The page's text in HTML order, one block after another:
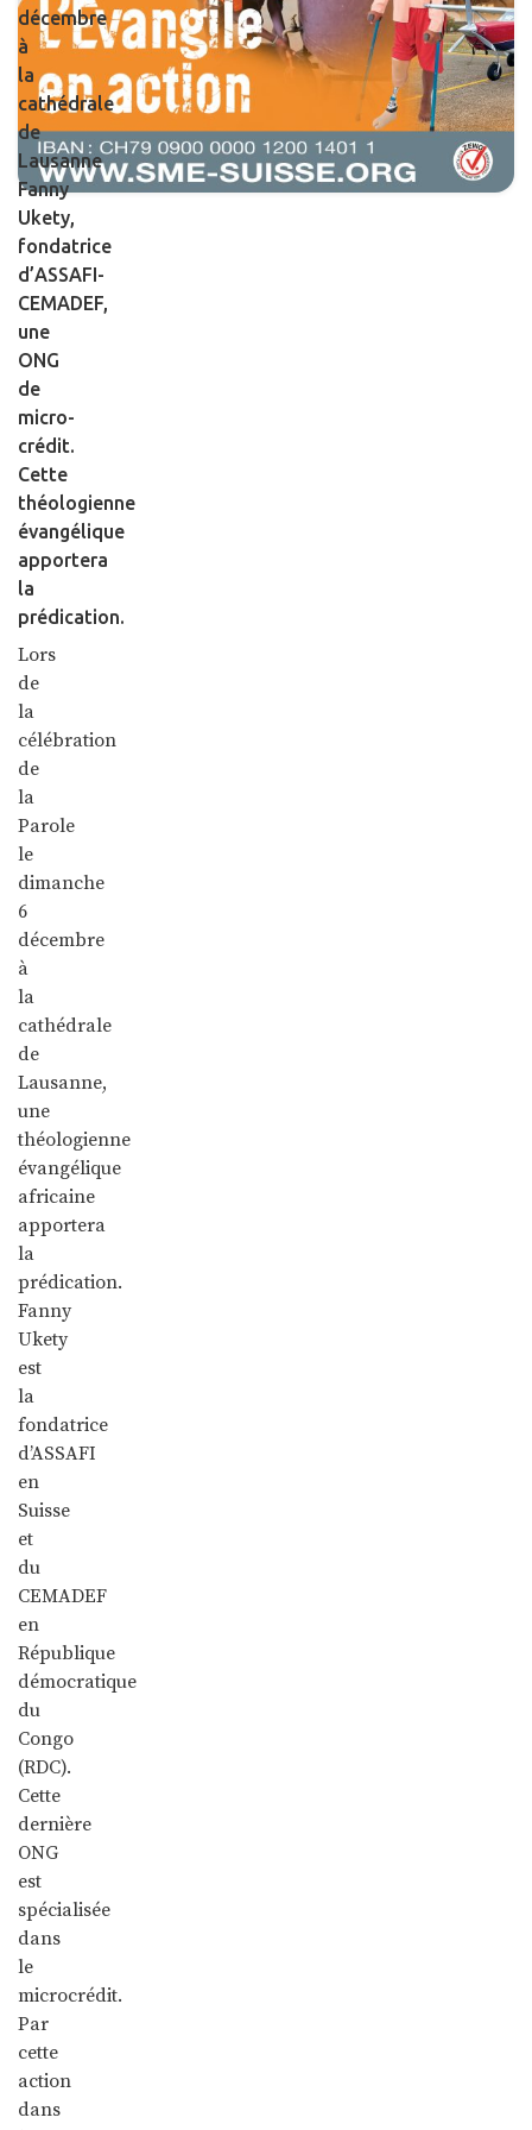
décembre
à
la
cathédrale
de
Lausanne
Fanny
Ukety,
fondatrice
d’ASSAFI-
CEMADEF,
une
ONG
de
micro-
crédit.
Cette
théologienne
évangélique
apportera
la
prédication.
Lors
de
la
célébration
de
la
Parole
le
dimanche
6
décembre
à
la
cathédrale
de
Lausanne,
une
théologienne
évangélique
africaine
apportera
la
prédication.
Fanny
Ukety
est
la
fondatrice
d’ASSAFI
en
Suisse
et
du
CEMADEF
en
République
démocratique
du
Congo
(RDC).
Cette
dernière
ONG
est
spécialisée
dans
le
microcrédit.
Par
cette
action
dans